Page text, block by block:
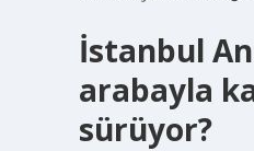
İstanbul
arabayla
sürüyor?